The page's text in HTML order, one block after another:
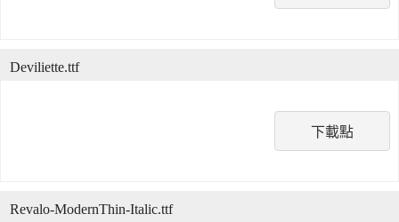
下載點
Deviliette.ttf
Revalo-ModernThin-Italic.ttf